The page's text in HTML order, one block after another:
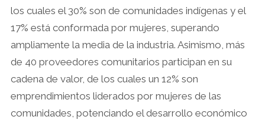
los cuales el 30% son de comunidades indígenas y el
17% está conformada por mujeres, superando
ampliamente la media de la industria. Asimismo, más
de 40 proveedores comunitarios participan en su
cadena de valor, de los cuales un 12% son
emprendimientos liderados por mujeres de las
comunidades, potenciando el desarrollo económico